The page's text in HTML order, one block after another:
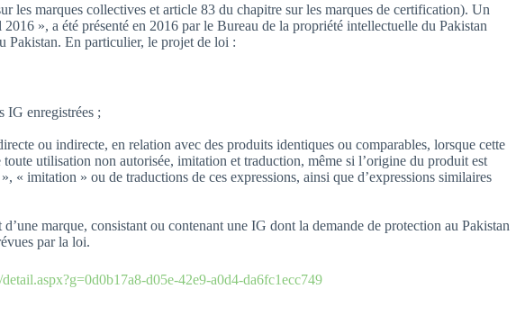
les marques collectives et article 83 du chapitre sur les marques de certification). Un
», a été présenté en 2016 par le Bureau de la propriété intellectuelle du Pakistan
Pakistan. En particulier, le projet de loi :
IG enregistrées ;
ou indirecte, en relation avec des produits identiques ou comparables, lorsque cette
utilisation non autorisée, imitation et traduction, même si l’origine du produit est
« imitation » ou de traductions de ces expressions, ainsi que d’expressions similaires
marque, consistant ou contenant une IG dont la demande de protection au Pakistan
par la loi.
d05e-42e9-a0d4-da6fc1ecc749